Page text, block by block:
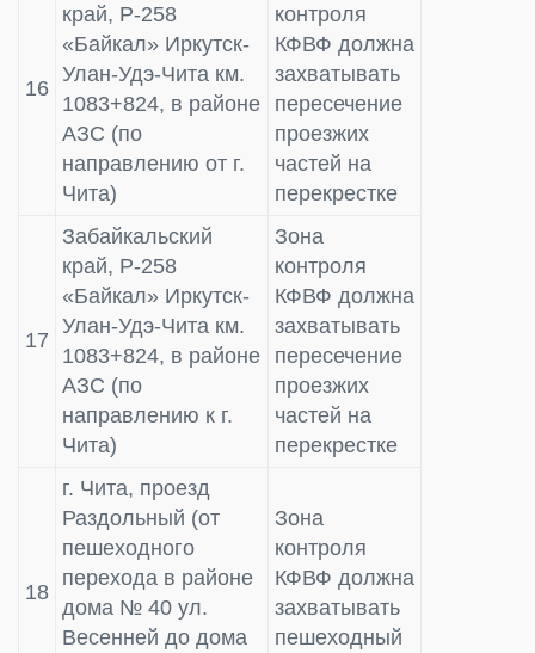
16
край, Р-258
«Байкал» Иркутск-
Улан-Удэ-Чита км.
1083+824, в районе
АЗС (по
направлению от г.
Чита)
контроля
КФВФ должна
захватывать
пересечение
проезжих
частей на
перекрестке
17
Забайкальский
край, Р-258
«Байкал» Иркутск-
Улан-Удэ-Чита км.
1083+824, в районе
АЗС (по
направлению к г.
Чита)
Зона
контроля
КФВФ должна
захватывать
пересечение
проезжих
частей на
перекрестке
18
г. Чита, проезд
Раздольный (от
пешеходного
перехода в районе
дома № 40 ул.
Весенней до дома
Зона
контроля
КФВФ должна
захватывать
пешеходный